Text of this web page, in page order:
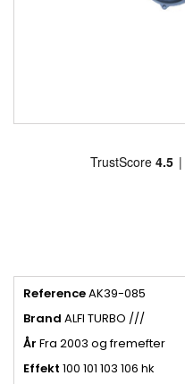
ReferenceAK39-085
Brand ALFI TURBO ///
År Fra 2003 og fremefter
Effekt 100 101 103 106 hk